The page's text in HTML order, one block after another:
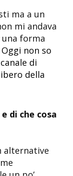
ma a un
mi andava
forma
Oggi non so
di
della
di che cosa
alternative